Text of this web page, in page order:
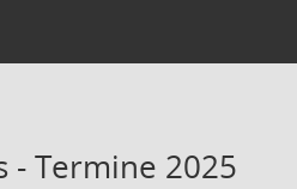
- Termine 2025